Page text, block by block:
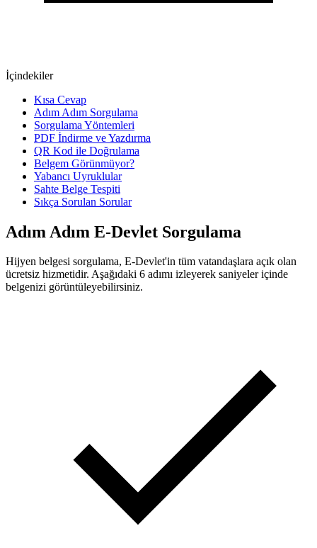
İçindekiler
Kısa Cevap
Adım Adım Sorgulama
Sorgulama Yöntemleri
PDF İndirme ve Yazdırma
QR Kod ile Doğrulama
Belgem Görünmüyor?
Yabancı Uyruklular
Sahte Belge Tespiti
Sıkça Sorulan Sorular
Adım Adım E-Devlet Sorgulama
Hijyen belgesi sorgulama, E-Devlet'in tüm vatandaşlara açık olan
ücretsiz hizmetidir. Aşağıdaki 6 adımı izleyerek saniyeler içinde
belgenizi görüntüleyebilirsiniz.